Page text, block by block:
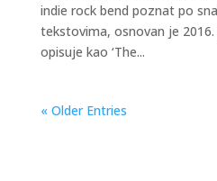
indie rock bend poznat po
tekstovima, osnovan je
opisuje kao ‘The...
« Older Entries